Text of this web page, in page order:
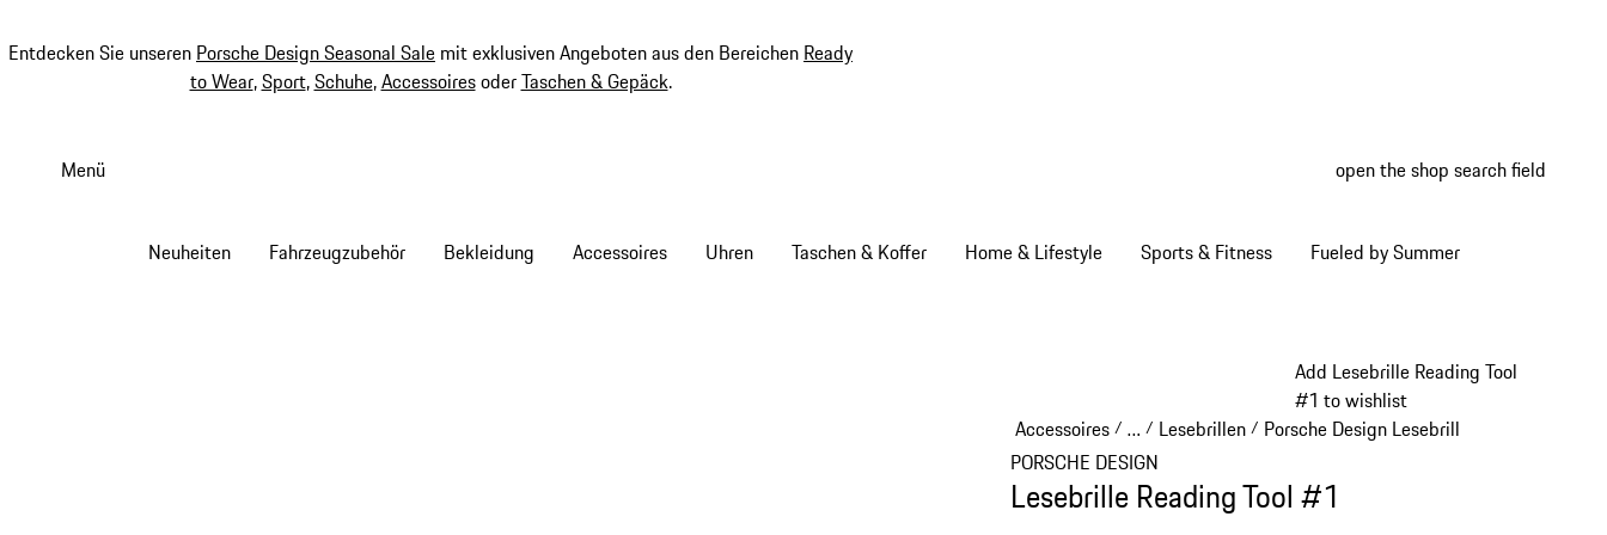
Entdecken Sie unseren Porsche Design Seasonal Sale mit exklusiven Angeboten aus den Bereichen Ready
to Wear,Sport,Schuhe,AccessoiresoderTaschen & Gepäck.
Hauptinhalt
Menü open the shop search field
Neuheiten Fahrzeugzubehör Bekleidung Accessoires Uhren Taschen & Koffer Home & Lifestyle Sports & Fitness Fueled by Summer
Add Lesebrille Reading Tool
#1 to wishlist
Accessoires/ …
Reveal collapsed breadcrumb items
/ Lesebrillen/ Porsche Design Lesebrillen
PORSCHE DESIGN
Lesebrille Reading Tool #1